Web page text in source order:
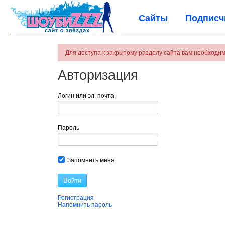
Сайты
Для доступа к закрытому разделу сайта вам
Авторизация
Логин или эл. почта
Пароль
Запомнить меня
Войти
Регистрация
Напомнить пароль